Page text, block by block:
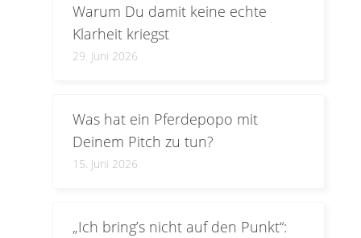
Warum Du damit keine echte
Klarheit kriegst
29. Juni 2026
Was hat ein Pferdepopo mit
Deinem Pitch zu tun?
15. Juni 2026
„Ich bring’s nicht auf den Punkt“: